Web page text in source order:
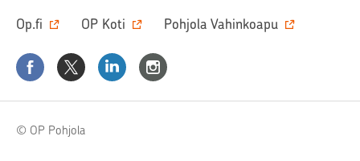
Op.fi OP Koti Pohjola Vahinkoapu
Facebook
X LinkedInInstagram
© OP Pohjola